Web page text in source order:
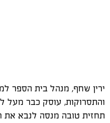
ירין שחף, מנהל בית הספר
והתסרוקות, עוסק כבר מעל
תחזית טובה מנסה לנבא את